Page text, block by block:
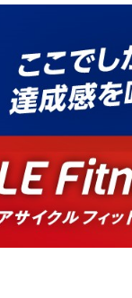
全国約100か